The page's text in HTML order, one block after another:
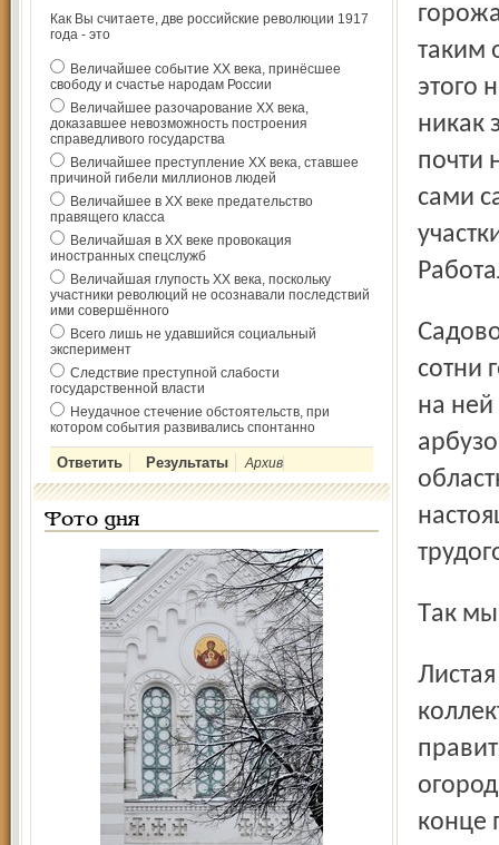
Как Вы считаете, две российские революции 1917
года - это
Величайшее событие ХХ века, принёсшее
свободу и счастье народам России
Величайшее разочарование ХХ века,
доказавшее невозможность построения
справедливого государства
Величайшее преступление ХХ века, ставшее
причиной гибели миллионов людей
Величайшее в ХХ веке предательство
правящего класса
Величайшая в ХХ веке провокация
иностранных спецслужб
Величайшая глупость ХХ века, поскольку
участники революций не осознавали последствий
ими совершённого
Всего лишь не удавшийся социальный
эксперимент
Следствие преступной слабости
государственной власти
Неудачное стечение обстоятельств, при
котором события развивались спонтанно
Архив
Фото дня
таким
этого
никак
почти
сами
Садоводческие товарищества создали вокруг города
сотни
на ней
Так
Листая сохранившиеся уставы первых добровольных
конце